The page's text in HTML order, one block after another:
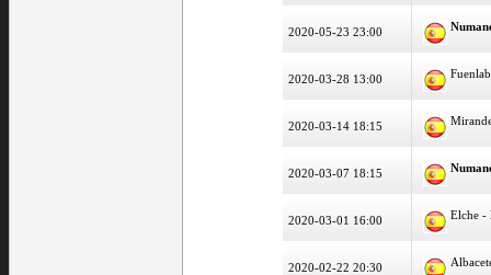
2020-05-23 23:00
2020-03-28 13:00
2020-03-14 18:15
2020-03-07 18:15
2020-03-01 16:00 Elche -
2020-02-22 20:30